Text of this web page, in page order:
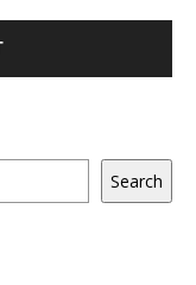
Search